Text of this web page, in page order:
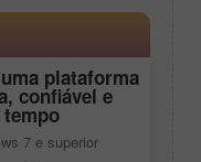
plataforma
confiável e
7 e superior